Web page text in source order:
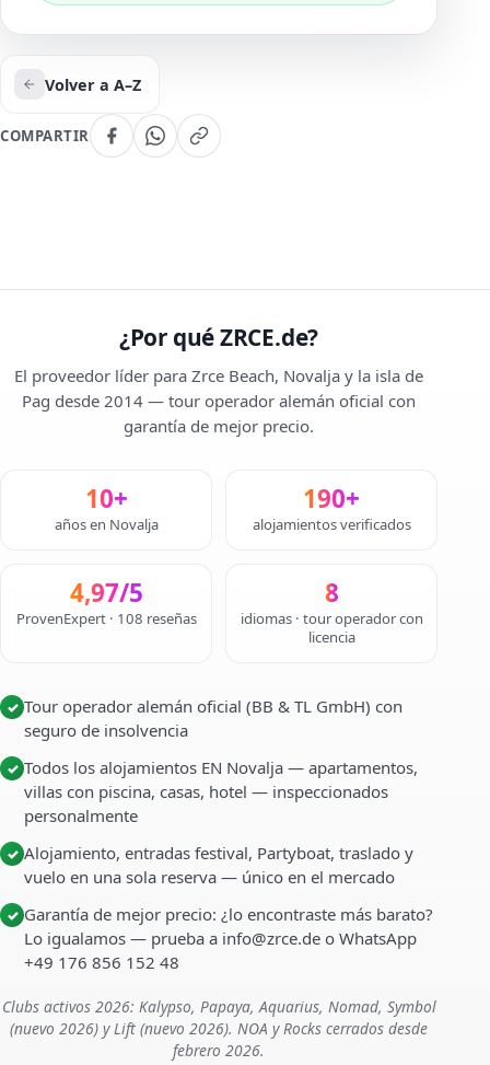
Volver a A–Z
COMPARTIR
¿Por qué ZRCE.de?
El proveedor líder para Zrce Beach, Novalja y la isla de
Pag desde 2014 — tour operador alemán oficial con
garantía de mejor precio.
10+
años en Novalja
190+
alojamientos verificados
4,97/5
ProvenExpert · 108 reseñas
8
idiomas · tour operador con
licencia
✓ Tour operador alemán oficial (BB & TL GmbH) con
seguro de insolvencia
✓ Todos los alojamientos EN Novalja — apartamentos,
villas con piscina, casas, hotel — inspeccionados
personalmente
✓ Alojamiento, entradas festival, Partyboat, traslado y
vuelo en una sola reserva — único en el mercado
✓ Garantía de mejor precio: ¿lo encontraste más barato?
Lo igualamos — prueba a info@zrce.de o WhatsApp
+49 176 856 152 48
Clubs activos 2026: Kalypso, Papaya, Aquarius, Nomad, Symbol
(nuevo 2026) y Lift (nuevo 2026). NOA y Rocks cerrados desde
febrero 2026.